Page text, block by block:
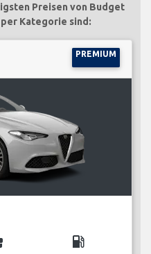
Preisen von Budget
Kategorie sind:
PREMIUM
local_gas_station